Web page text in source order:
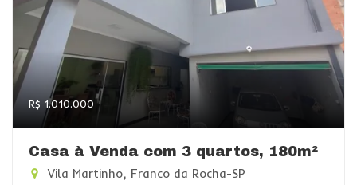
R$ 1.010.000
Casa à Venda com 3 quartos, 180m²
Vila Martinho, Franco da Rocha-SP